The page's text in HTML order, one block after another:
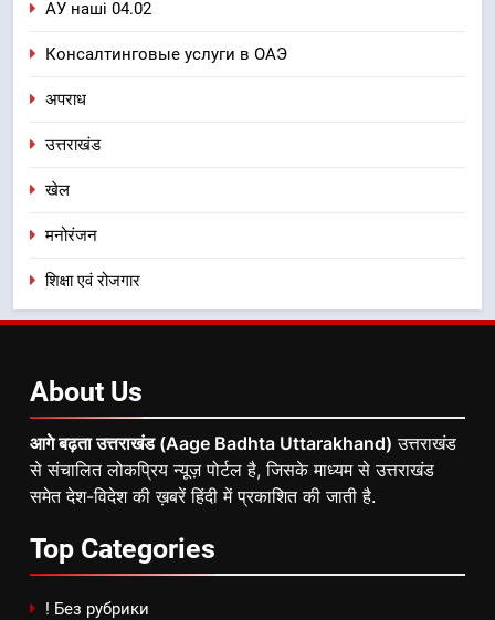
АУ наші 04.02
Консалтинговые услуги в ОАЭ
अपराध
उत्तराखंड
खेल
मनोरंजन
शिक्षा एवं रोजगार
About Us
आगे बढ़ता उत्तराखंड (Aage Badhta Uttarakhand) उत्तराखंड
से संचालित लोकप्रिय न्यूज़ पोर्टल है, जिसके माध्यम से उत्तराखंड
समेत देश-विदेश की ख़बरें हिंदी में प्रकाशित की जाती है.
Top Categories
! Без рубрики